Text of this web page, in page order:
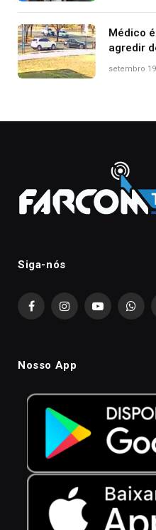
Médico
agredir
durante
setembro
Siga-nós
FacebookInstagramYouTube
Nosso App